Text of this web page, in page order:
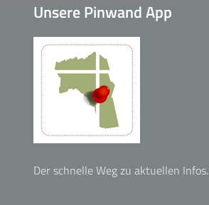
Unsere Pinwand App
Der schnelle Weg zu aktuellen Infos.
Bibelstunde